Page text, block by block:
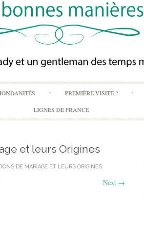
Skip
to
content
PREMIÈRE VISITE ?
LIGNES DE FRANCE
et leurs Origines
DE MARIAGE ET LEURS ORIGINES
Next →